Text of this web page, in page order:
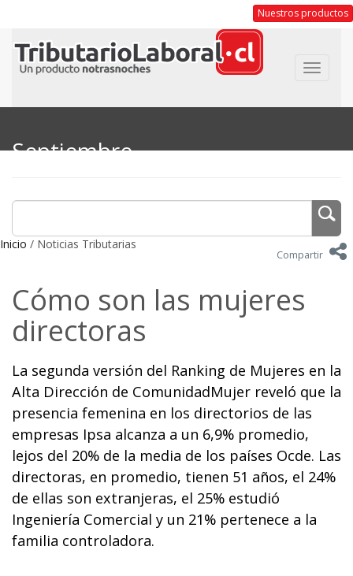
Nuestros productos
Toggle
Septiembre
Inicio / Noticias Tributarias
Compartir
Cómo son las mujeres
directoras
La segunda versión del Ranking de Mujeres en la
Alta Dirección de ComunidadMujer reveló que la
presencia femenina en los directorios de las
empresas Ipsa alcanza a un 6,9% promedio,
lejos del 20% de la media de los países Ocde. Las
directoras, en promedio, tienen 51 años, el 24%
de ellas son extranjeras, el 25% estudió
Ingeniería Comercial y un 21% pertenece a la
familia controladora.